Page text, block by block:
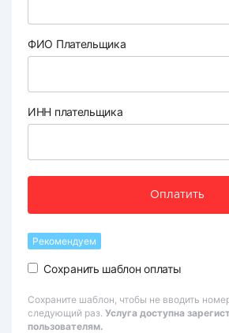
ФИО Плательщика
ИНН плательщика
Оплатить
Рекомендуем
Сохранить шаблон оплаты
Сохраните шаблон, чтобы не вводить
следующий раз. Услуга доступна
пользователям.